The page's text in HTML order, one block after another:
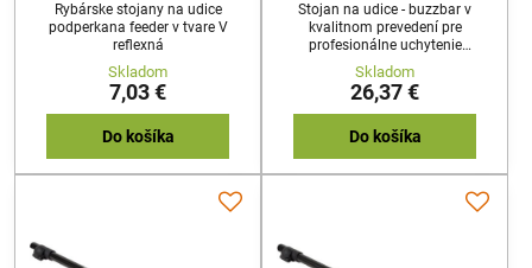
Rybárske stojany na udice
podperkana feeder v tvare V
reflexná
Skladom
7,03 €
Do košíka
Stojan na udice - buzzbar v
kvalitnom prevedení pre
profesionálne uchytenie
signalizátora alebo rohatinky s
jemným nastavením s
protišmykovou úpravou.
Skladom
26,37 €
Do košíka